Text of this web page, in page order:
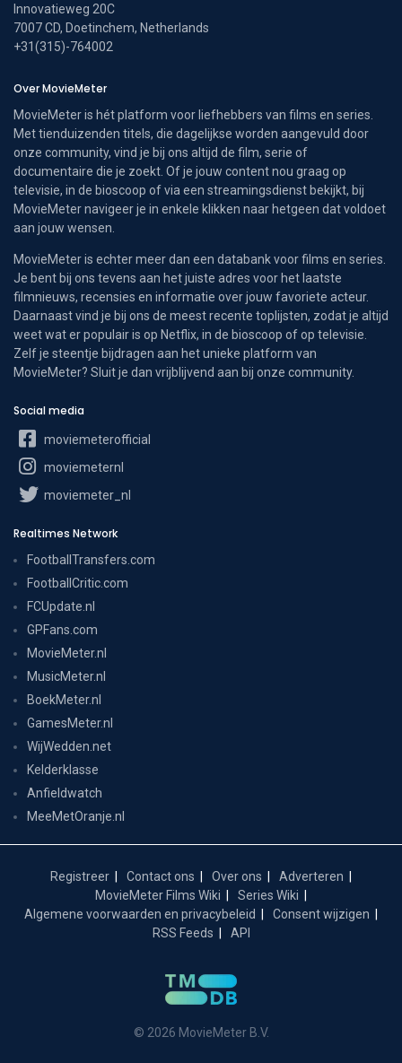
Innovatieweg 20C
7007 CD, Doetinchem, Netherlands
+31(315)-764002
Over MovieMeter
MovieMeter is hét platform voor liefhebbers van films en series.
Met tienduizenden titels, die dagelijkse worden aangevuld door
onze community, vind je bij ons altijd de film, serie of
documentaire die je zoekt. Of je jouw content nou graag op
televisie, in de bioscoop of via een streamingsdienst bekijkt, bij
MovieMeter navigeer je in enkele klikken naar hetgeen dat voldoet
aan jouw wensen.
MovieMeter is echter meer dan een databank voor films en series.
Je bent bij ons tevens aan het juiste adres voor het laatste
filmnieuws, recensies en informatie over jouw favoriete acteur.
Daarnaast vind je bij ons de meest recente toplijsten, zodat je altijd
weet wat er populair is op Netflix, in de bioscoop of op televisie.
Zelf je steentje bijdragen aan het unieke platform van
MovieMeter? Sluit je dan vrijblijvend aan bij onze community.
Social media
moviemeterofficial
moviemeternl
moviemeter_nl
Realtimes Network
FootballTransfers.com
FootballCritic.com
FCUpdate.nl
GPFans.com
MovieMeter.nl
MusicMeter.nl
BoekMeter.nl
GamesMeter.nl
WijWedden.net
Kelderklasse
Anfieldwatch
MeeMetOranje.nl
Registreer Contact ons Over ons
Adverteren
MovieMeter Films Wiki
Series Wiki
Algemene voorwaarden en privacybeleid
Consent wijzigen
RSS Feeds
API
© 2026 MovieMeter B.V.